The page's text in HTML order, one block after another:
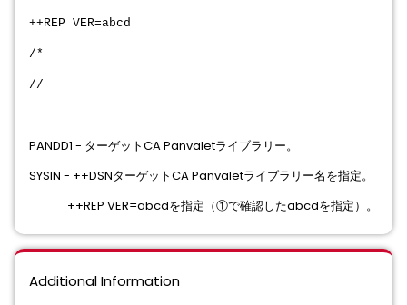
++REP VER=abcd
/*
//
PANDD1 - ターゲットCA Panvaletライブラリー。
SYSIN - ++DSNターゲットCA Panvaletライブラリー名を指定。
++REP VER=abcdを指定（①で確認したabcdを指定）。
Additional Information